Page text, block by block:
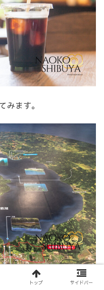
みます。
すよね。
トップ サイドバー